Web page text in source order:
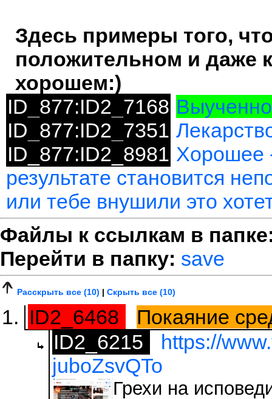
Здесь примеры того,
положительном и даже
хорошем:)
ID_877:ID2_7168
ID_877:ID2_7351
ID_877:ID2_8981 Хорошее
результате становится
или тебе внушили это
Файлы к ссылкам в
Перейти в папку: save
Расскрыть все (10) | Скрыть все (10)
ID2_6468
Покаяние
ID2_6215
https://
juboZsvQTo
Грехи на